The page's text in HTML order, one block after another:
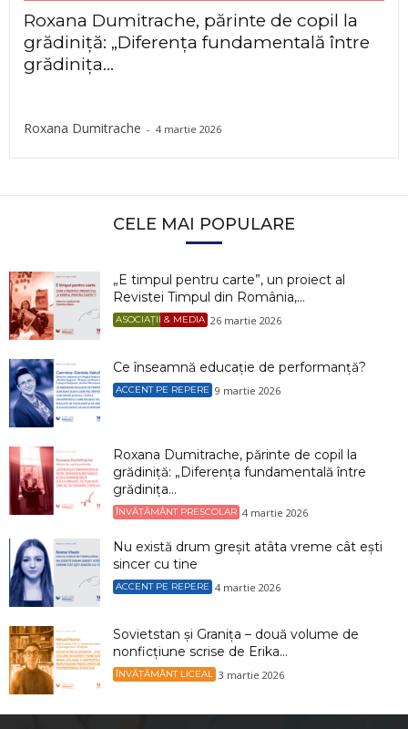
Roxana Dumitrache, părinte de copil la
grădiniță: „Diferența fundamentală între
grădinița...
Roxana Dumitrache - 4 martie 2026
CELE MAI POPULARE
„E timpul pentru carte”, un proiect al
Revistei Timpul din România,...
ASOCIAȚII & MEDIA 26 martie 2026
Ce înseamnă educație de performanță?
ACCENT PE REPERE 9 martie 2026
Roxana Dumitrache, părinte de copil la
grădiniță: „Diferența fundamentală între
grădinița...
ÎNVĂȚĂMÂNT PREȘCOLAR 4 martie 2026
Nu există drum greșit atâta vreme cât ești
sincer cu tine
ACCENT PE REPERE 4 martie 2026
Sovietstan și Granița – două volume de
nonficțiune scrise de Erika...
ÎNVĂȚĂMÂNT LICEAL 3 martie 2026